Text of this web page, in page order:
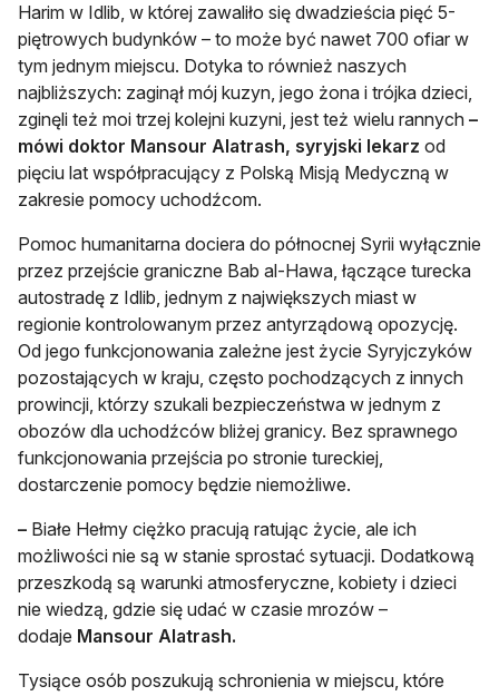
Harim w Idlib, w której zawaliło się dwadzieścia pięć 5-
piętrowych budynków – to może być nawet 700 ofiar w
tym jednym miejscu. Dotyka to również naszych
najbliższych: zaginął mój kuzyn, jego żona i trójka dzieci,
zginęli też moi trzej kolejni kuzyni, jest też wielu rannych –
mówi doktor Mansour Alatrash, syryjski lekarz od
pięciu lat współpracujący z Polską Misją Medyczną w
zakresie pomocy uchodźcom.
Pomoc humanitarna dociera do północnej Syrii wyłącznie
przez przejście graniczne Bab al-Hawa, łączące turecka
autostradę z Idlib, jednym z największych miast w
regionie kontrolowanym przez antyrządową opozycję.
Od jego funkcjonowania zależne jest życie Syryjczyków
pozostających w kraju, często pochodzących z innych
prowincji, którzy szukali bezpieczeństwa w jednym z
obozów dla uchodźców bliżej granicy. Bez sprawnego
funkcjonowania przejścia po stronie tureckiej,
dostarczenie pomocy będzie niemożliwe.
– Białe Hełmy ciężko pracują ratując życie, ale ich
możliwości nie są w stanie sprostać sytuacji. Dodatkową
przeszkodą są warunki atmosferyczne, kobiety i dzieci
nie wiedzą, gdzie się udać w czasie mrozów –
dodaje Mansour Alatrash.
Tysiące osób poszukują schronienia w miejscu, które